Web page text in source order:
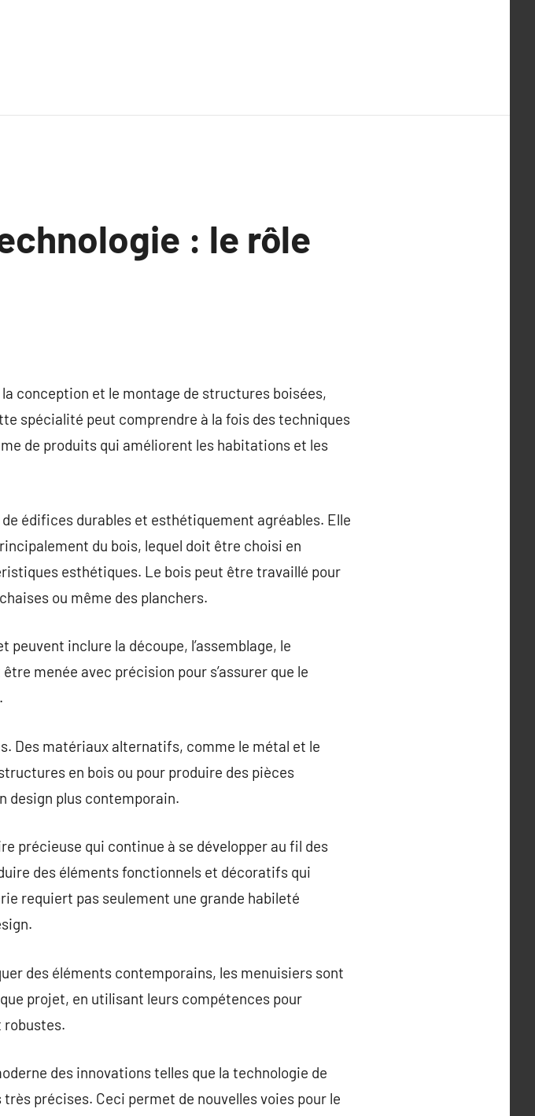
: le rôle
conception et le montage de structures boisées,
spécialité peut comprendre à la fois des techniques
de produits qui améliorent les habitations et les
édifices durables et esthétiquement agréables. Elle
du bois, lequel doit être choisi en
esthétiques. Le bois peut être travaillé pour
ou même des planchers.
inclure la découpe, l’assemblage, le
menée avec précision pour s’assurer que le
Des matériaux alternatifs, comme le métal et le
en bois ou pour produire des pièces
design plus contemporain.
précieuse qui continue à se développer au fil des
des éléments fonctionnels et décoratifs qui
requiert pas seulement une grande habileté
des éléments contemporains, les menuisiers sont
projet, en utilisant leurs compétences pour
robustes.
des innovations telles que la technologie de
précises. Ceci permet de nouvelles voies pour le